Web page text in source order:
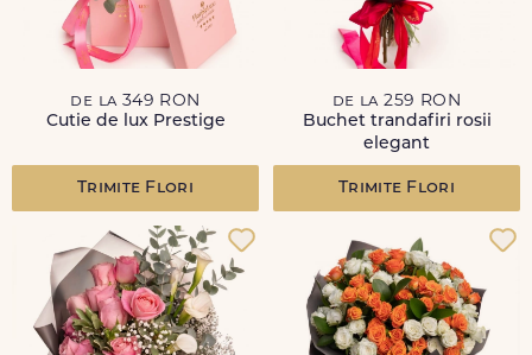
de la 349 RON
Cutie de lux Prestige
Trimite Flori
de la 259 RON
Buchet trandafiri rosii
elegant
Trimite Flori